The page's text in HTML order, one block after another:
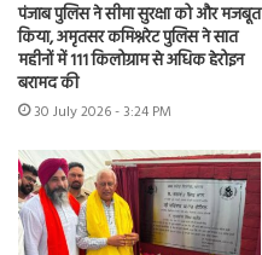
पंजाब पुलिस ने सीमा सुरक्षा को और मजबूत
किया, अमृतसर कमिश्नरेट पुलिस ने सात
महीनों में 111 किलोग्राम से अधिक हेरोइन
बरामद की
30 July 2026 - 3:24 PM